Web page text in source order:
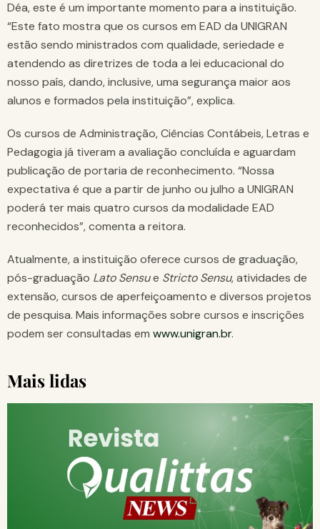
Déa, este é um importante momento para a instituição.
“Este fato mostra que os cursos em EAD da UNIGRAN
estão sendo ministrados com qualidade, seriedade e
atendendo as diretrizes de toda a lei educacional do
nosso país, dando, inclusive, uma segurança maior aos
alunos e formados pela instituição”, explica.
Os cursos de Administração, Ciências Contábeis, Letras e
Pedagogia já tiveram a avaliação concluída e aguardam
publicação de portaria de reconhecimento. “Nossa
expectativa é que a partir de junho ou julho a UNIGRAN
poderá ter mais quatro cursos da modalidade EAD
reconhecidos”, comenta a reitora.
Atualmente, a instituição oferece cursos de graduação,
pós-graduação Lato Sensue Stricto Sensu, atividades de
extensão, cursos de aperfeiçoamento e diversos projetos
de pesquisa. Mais informações sobre cursos e inscrições
podem ser consultadas em www.unigran.br.
Mais lidas